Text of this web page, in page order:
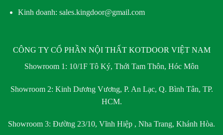
Kinh doanh: sales.kingdoor@gmail.com
CÔNG TY CỔ PHẦN NỘI THẤT KOTDOOR VIỆT NAM
Showroom 1: 10/1F Tô Ký, Thới Tam Thôn, Hóc Môn
Showroom 2: Kinh Dương Vương, P. An Lạc, Q. Bình Tân, TP.
HCM.
Showroom 3: Đường 23/10, Vĩnh Hiệp , Nha Trang, Khánh Hòa.